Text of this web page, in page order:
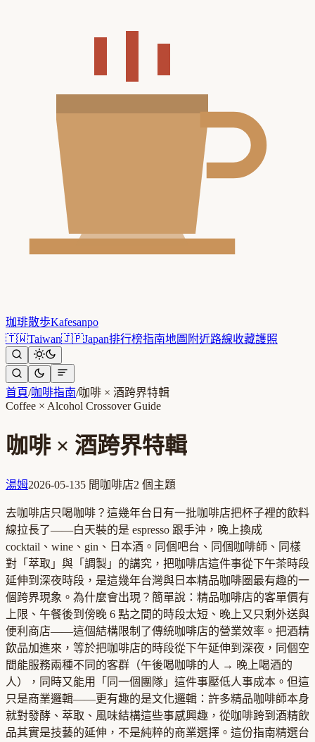
珈琲散歩Kafesanpo
🇹🇼Taiwan🇯🇵Japan排行榜指南地圖 附近路線收藏護照
首頁/咖啡指南/咖啡 × 酒跨界特輯
Coffee × Alcohol Crossover Guide
咖啡 × 酒跨界特輯
湯姆2026-05-135 間咖啡店2 個主題
去咖啡店只喝咖啡？這幾年台日有一批咖啡店把杯子裡的飲料
線拉長了——白天裝的是 espresso 跟手沖，晚上換成
cocktail、wine、gin、日本酒。同個吧台、同個咖啡師、同樣
對「萃取」與「調製」的講究，把咖啡店這件事從下午茶時段
延伸到深夜時段，是這幾年台灣與日本精品咖啡圈最有趣的一
個跨界現象。為什麼會出現？簡單說：精品咖啡店的客單價有
上限、午餐後到傍晚 6 點之間的時段太短、晚上又只剩外送與
便利商店——這個結構限制了傳統咖啡店的營業效率。把酒精
飲品加進來，等於把咖啡店的時段從下午延伸到深夜，同個空
間能服務兩種不同的客群（午後喝咖啡的人 → 晚上喝酒的
人），同時又能用「同一個團隊」這件事壓低人事成本。但這
只是商業邏輯——更有趣的是文化邏輯：許多精品咖啡師本身
就對發酵、萃取、風味結構這些事感興趣，從咖啡跨到酒精飲
品其實是技藝的延伸，不是純粹的商業選擇。這份指南精選台